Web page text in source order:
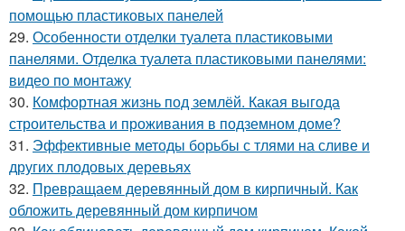
помощью пластиковых панелей
29. Особенности отделки туалета пластиковыми
панелями. Отделка туалета пластиковыми панелями:
видео по монтажу
30. Комфортная жизнь под землёй. Какая выгода
строительства и проживания в подземном доме?
31. Эффективные методы борьбы с тлями на сливе и
других плодовых деревьях
32. Превращаем деревянный дом в кирпичный. Как
обложить деревянный дом кирпичом